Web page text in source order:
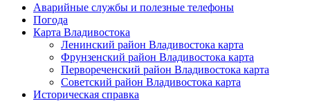
Аварийные службы и полезные телефоны
Погода
Карта Владивостока
Ленинский район Владивостока карта
Фрунзенский район Владивостока карта
Первореченский район Владивостока карта
Советский район Владивостока карта
Историческая справка